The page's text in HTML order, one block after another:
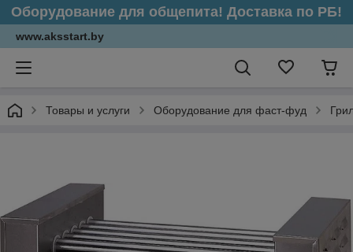
Оборудование для общепита! Доставка по РБ!
www.aksstart.by
Товары и услуги Оборудование для фаст-фуд